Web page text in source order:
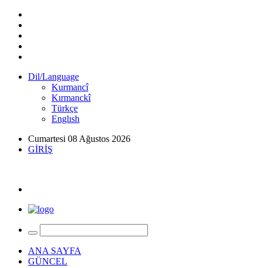
Dil/Language
Kurmancî
Kırmanckî
Türkçe
Englısh
Cumartesi 08 Ağustos 2026
GİRİŞ
ANA SAYFA
GÜNCEL